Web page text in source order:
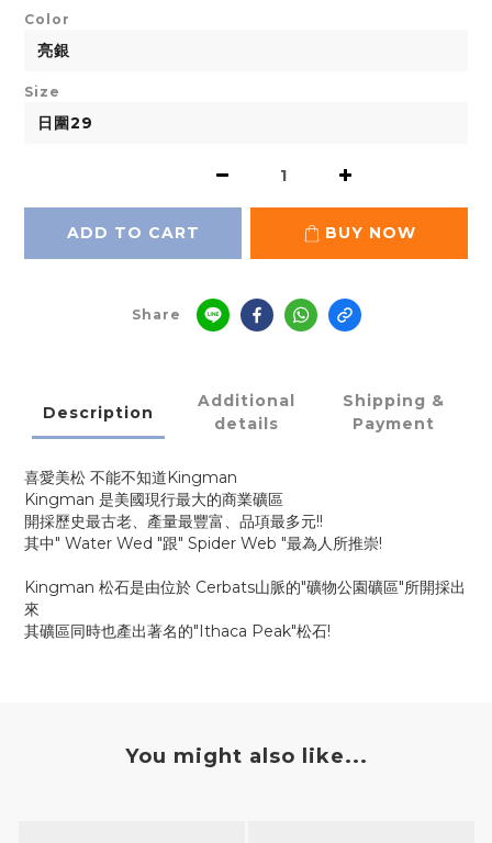
Color
Size
ADD TO CART BUY NOW
Share
Description
Additional
details
Shipping &
Payment
喜愛美松 不能不知道Kingman
Kingman 是美國現行最大的商業礦區
開採歷史最古老、產量最豐富、品項最多元!!
其中" Water Wed "跟" Spider Web "最為人所推崇!
Kingman 松石是由位於 Cerbats山脈的"礦物公園礦區"所開採出
來
其礦區同時也產出著名的"Ithaca Peak"松石!
You might also like...